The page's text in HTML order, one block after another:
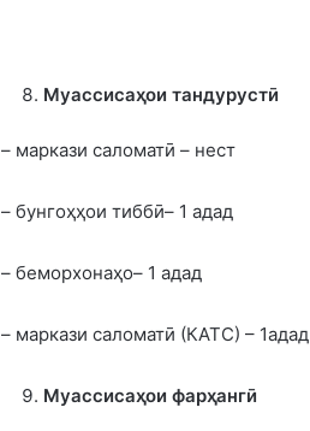
Муассисаҳои тандурустӣ
– маркази саломатӣ – нест
– бунгоҳҳои тиббӣ– 1 адад
– беморхонаҳо– 1 адад
– маркази саломатӣ (КАТС) – 1адад
Муассисаҳои фарҳангӣ